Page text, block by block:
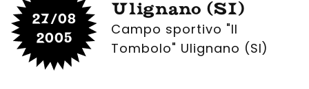
27/08
2005
Ulignano (SI)
Campo sportivo "Il
Tombolo" Ulignano (SI)